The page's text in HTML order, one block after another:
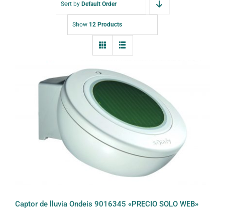
Sort by Default Order
Show 12 Products
Captor de lluvia Ondeis 9016345
«PRECIO SOLO WEB»
Captor de lluvia Ondeis 9016345 «PRECIO SOLO WEB»